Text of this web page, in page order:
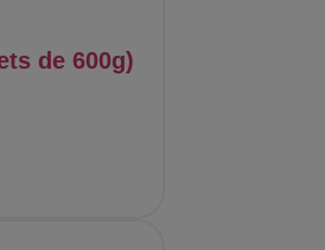
de 600g)